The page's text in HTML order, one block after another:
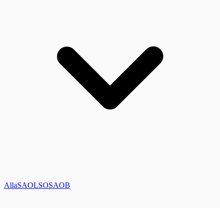
AllaSAOLSOSAOB